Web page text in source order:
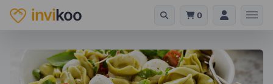
invikoo 0